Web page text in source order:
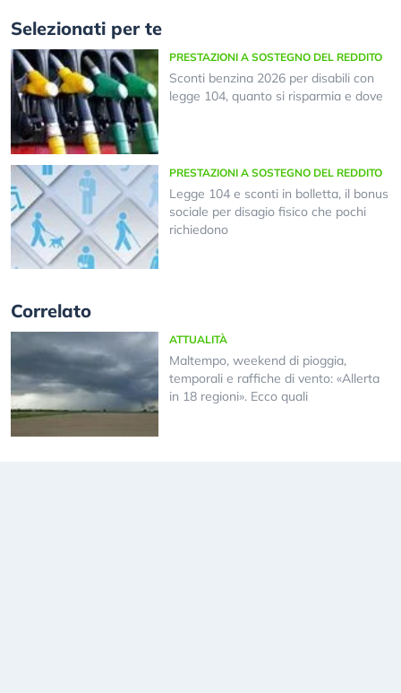
Selezionati per te
PRESTAZIONI A SOSTEGNO DEL REDDITO
Sconti benzina 2026 per disabili con
legge 104, quanto si risparmia e dove
PRESTAZIONI A SOSTEGNO DEL REDDITO
Legge 104 e sconti in bolletta, il bonus
sociale per disagio fisico che pochi
richiedono
Correlato
ATTUALITÀ
Maltempo, weekend di pioggia,
temporali e raffiche di vento: «Allerta
in 18 regioni». Ecco quali